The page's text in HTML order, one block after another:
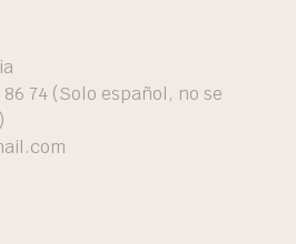
74 (Solo español, no se